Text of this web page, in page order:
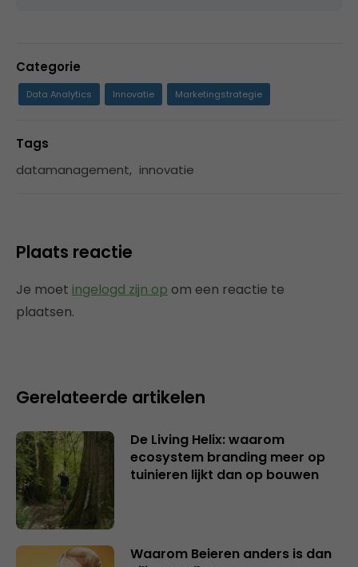
Categorie
Data Analytics Innovatie Marketingstrategie
Tags
datamanagement, innovatie
Plaats reactie
Je moet ingelogd zijn op om een reactie te
plaatsen.
Gerelateerde artikelen
De Living Helix: waarom
ecosystem branding meer op
tuinieren lijkt dan op bouwen
Waarom Beieren anders is dan